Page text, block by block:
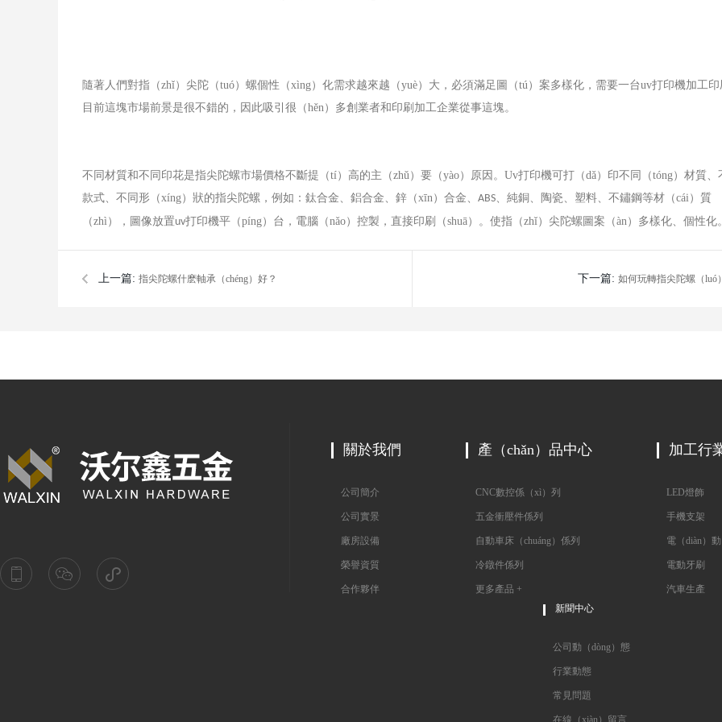
隨著人們對指（zhǐ）尖陀（tuó）螺個性（xìng）化需求越來越（yuè）大，必須滿足圖（tú）案多樣化，需要一台uv打印機加工印
目前這塊市場前景是很不錯的，因此吸引很（hěn）多創業者和印刷加工企業從事這塊。
不同材質和不同印花是指尖陀螺市場價格不斷提（tí）高的主（zhǔ）要（yào）原因。 Uv打印機可打（dǎ）印不同（tóng）材質、
款式、不同形（xíng）狀的指尖陀螺，例如：鈦合金、鋁合金、鋅（xīn）合金、 ABS、純銅、陶瓷、塑料、不鏽鋼等材（cái）質
（zhì），圖像放置uv打印機平（píng）台，電腦（nǎo）控製，直接印刷（shuā）。使指（zhǐ）尖陀螺圖案（àn）多樣化、個性化。
上一篇: 指尖陀螺什麽軸承（chéng）好？ 下一篇: 如何玩轉指尖陀螺（luó）
關於我們
公司簡介
公司實景
廠房設備
榮譽資質
合作夥伴
產（chǎn）品中心
CNC數控係（xì）列
五金衝壓件係列
自動車床（chuáng）係列
冷鐓件係列
更多產品 +
加工行
LED燈飾
手機支架
電（diàn）動
電動牙刷
汽車生產
新聞中心
公司動（dòng）態
行業動態
常見問題
在線（xiàn）留言